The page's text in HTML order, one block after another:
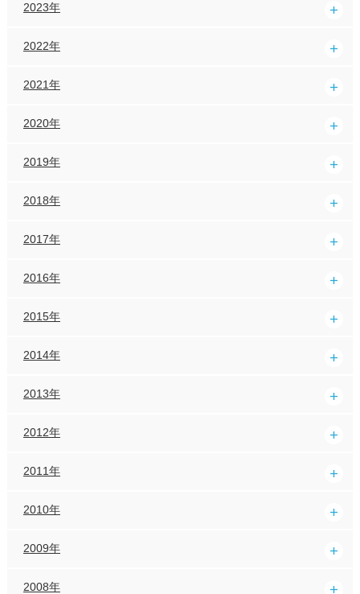
2023年
2022年
2021年
2020年
2019年
2018年
2017年
2016年
2015年
2014年
2013年
2012年
2011年
2010年
2009年
2008年